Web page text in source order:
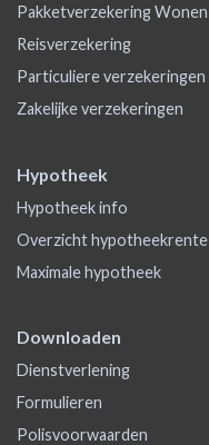
Pakketverzekering Wonen
Reisverzekering
Particuliere verzekeringen
Zakelijke verzekeringen
Hypotheek
Hypotheek info
Overzicht hypotheekrente
Maximale hypotheek
Downloaden
Dienstverlening
Formulieren
Polisvoorwaarden